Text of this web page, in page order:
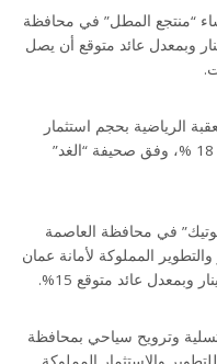
“منتجع المطل” في محافظة
يتجاوز 401 مليون دينار وبمعدل عائد متوقع أن يصل
الرياضية بحجم استثمار
يتجاوز 153 مليون دينار بمعدل عائد متوقع 18 %، وفق صحيفة “الغد”
في محافظة العاصمة
المملوكة لأمانة عمان
وترويح سياحي بمحافظة